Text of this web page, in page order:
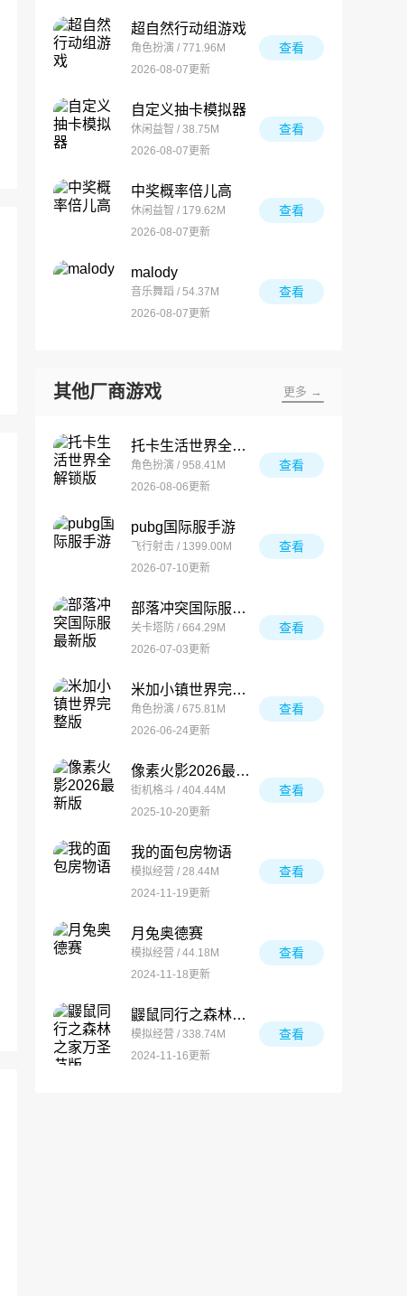
超自然行动组游戏
角色扮演 / 771.96M
2026-08-07更新
查看
自定义抽卡模拟器
休闲益智 / 38.75M
2026-08-07更新
查看
中奖概率倍儿高
休闲益智 / 179.62M
2026-08-07更新
查看
malody
音乐舞蹈 / 54.37M
2026-08-07更新
查看
其他厂商游戏 更多 →
托卡生活世界全解锁版
角色扮演 / 958.41M
2026-08-06更新
查看
pubg国际服手游
飞行射击 / 1399.00M
2026-07-10更新
查看
部落冲突国际服最新版
关卡塔防 / 664.29M
2026-07-03更新
查看
米加小镇世界完整版
角色扮演 / 675.81M
2026-06-24更新
查看
像素火影2026最新版
街机格斗 / 404.44M
2025-10-20更新
查看
我的面包房物语
模拟经营 / 28.44M
2024-11-19更新
查看
月兔奥德赛
模拟经营 / 44.18M
2024-11-18更新
查看
鼹鼠同行之森林之家万圣节版
模拟经营 / 338.74M
2024-11-16更新
查看